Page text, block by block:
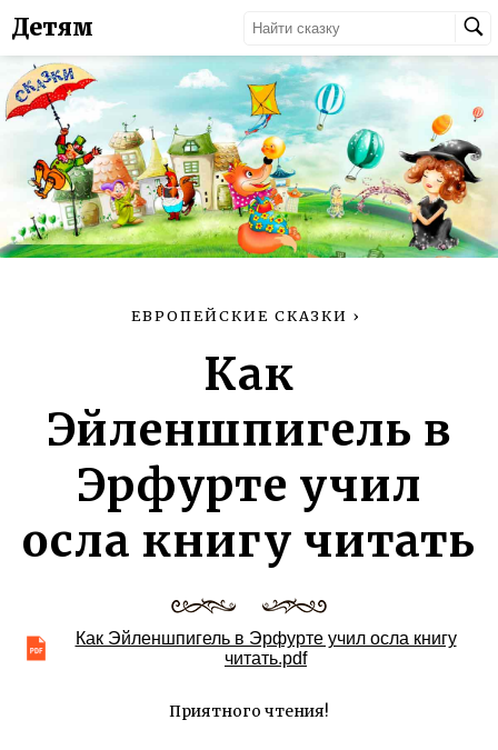
Детям
ЕВРОПЕЙСКИЕ СКАЗКИ ›
Как
Эйленшпигель в
Эрфурте учил
осла книгу читать
Как Эйленшпигель в Эрфурте учил осла книгу
читать.pdf
Приятного чтения!